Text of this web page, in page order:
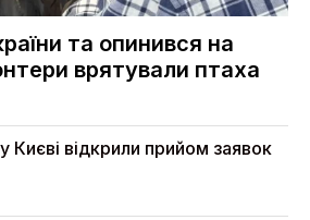
та опинився на
врятували птаха
Києві відкрили прийом заявок